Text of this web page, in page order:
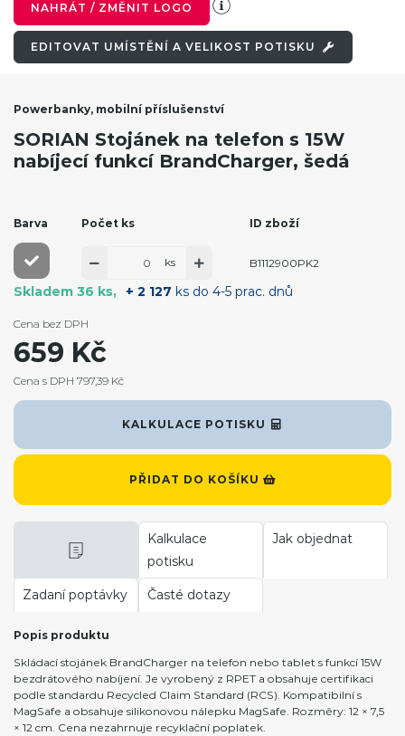
NAHRÁT / ZMĚNIT LOGO
EDITOVAT UMÍSTĚNÍ A VELIKOST POTISKU
Powerbanky, mobilní příslušenství
SORIAN Stojánek na telefon s 15W
nabíjecí funkcí BrandCharger, šedá
Barva Počet ks ID zboží
Skladem 36 ks + 2 127 ks do 4-5 prac. dnů
ks B1112900PK2
KALKULACE POTISKU
PŘIDAT DO KOŠÍKU
Cena bez DPH
659 Kč
Cena s DPH 797,39 Kč
Kalkulace
potisku
Jak objednat
Zadaní poptávky Časté dotazy
Popis produktu
Skládací stojánek BrandCharger na telefon nebo tablet s funkcí 15W
bezdrátového nabíjení. Je vyrobený z RPET a obsahuje certifikaci
podle standardu Recycled Claim Standard (RCS). Kompatibilní s
MagSafe a obsahuje silikonovou nálepku MagSafe. Rozměry: 12 × 7,5
× 12 cm. Cena nezahrnuje recyklační poplatek.